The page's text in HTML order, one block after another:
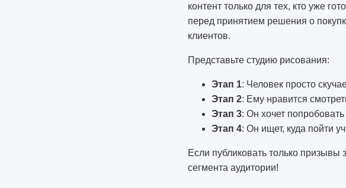
контент только для тех, кто уже
перед принятием решения о
клиентов.
Представьте студию рисования:
Этап 1: Человек просто
Этап 2: Ему нравится
Этап 3: Он хочет
Этап 4: Он ищет, куда пойти
Если публиковать только призывы
сегмента аудитории!